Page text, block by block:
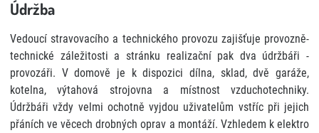
Údržba
Vedoucí stravovacího a technického provozu zajišťuje provozně-
technické záležitosti a stránku realizační pak dva údržbáři -
provozáři. V domově je k dispozici dílna, sklad, dvě garáže,
kotelna, výtahová strojovna a místnost vzduchotechniky.
Údržbáři vždy velmi ochotně vyjdou uživatelům vstříc při jejich
přáních ve věcech drobných oprav a montáží. Vzhledem k elektro